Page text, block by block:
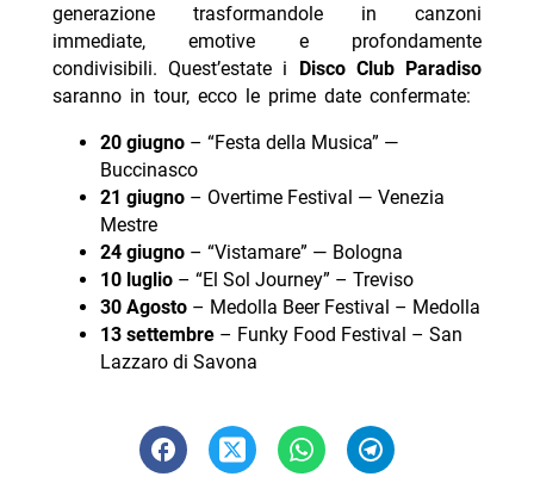
generazione trasformandole in canzoni
immediate, emotive e profondamente
condivisibili. Quest’estate i
Disco Club Paradiso
saranno in tour, ecco le prime date confermate:
20 giugno– “Festa della Musica” —
Buccinasco
21 giugno– Overtime Festival — Venezia
Mestre
24 giugno– “Vistamare” — Bologna
10 luglio– “El Sol Journey” – Treviso
30 Agosto– Medolla Beer Festival – Medolla
13 settembre– Funky Food Festival – San
Lazzaro di Savona